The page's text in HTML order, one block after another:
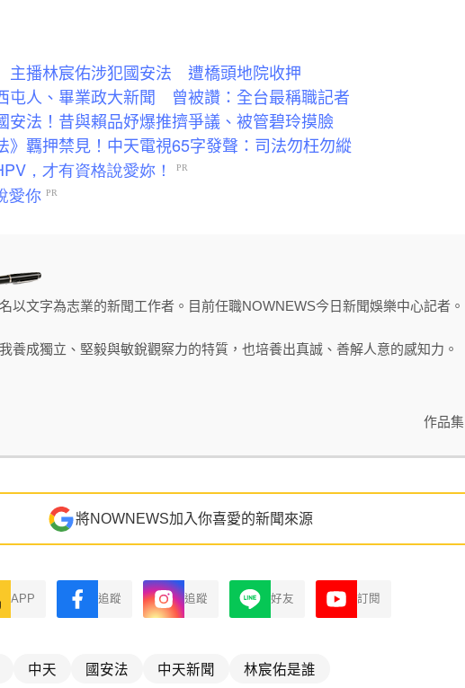
主播林宸佑涉犯國安法 遭橋頭地院收押
屯人、畢業政大新聞 曾被讚：全台最稱職記者
安法！昔與賴品妤爆推擠爭議、被管碧玲摸臉
》覊押禁見！中天電視65字發聲：司法勿枉勿縱
以文字為志業的新聞工作者。目前任職NOWNEWS今日新聞娛樂中心記者。
養成獨立、堅毅與敏銳觀察力的特質，也培養出真誠、善解人意的感知力。
作品集
將NOWNEWS加入你喜愛的新聞來源
APP 追蹤 追蹤 好友 訂閱
中天 國安法 中天新聞 林宸佑是誰